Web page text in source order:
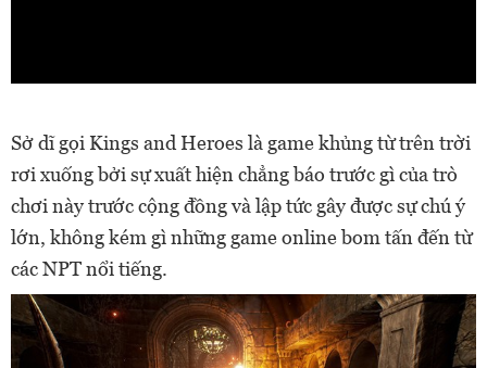
Sở dĩ gọi Kings and Heroes là game khủng từ trên trời
rơi xuống bởi sự xuất hiện chẳng báo trước gì của trò
chơi này trước cộng đồng và lập tức gây được sự chú ý
lớn, không kém gì những game online bom tấn đến từ
các NPT nổi tiếng.